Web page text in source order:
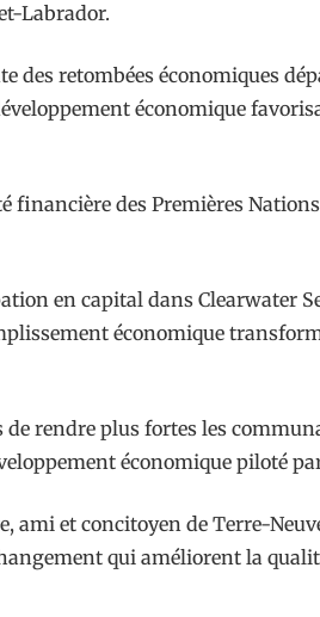
Labrador.
des retombées économiques
économique
financière des Premières
en capital dans Clearwater
économique
rendre plus fortes les
économique piloté
ami et concitoyen de Terre-
qui améliorent la